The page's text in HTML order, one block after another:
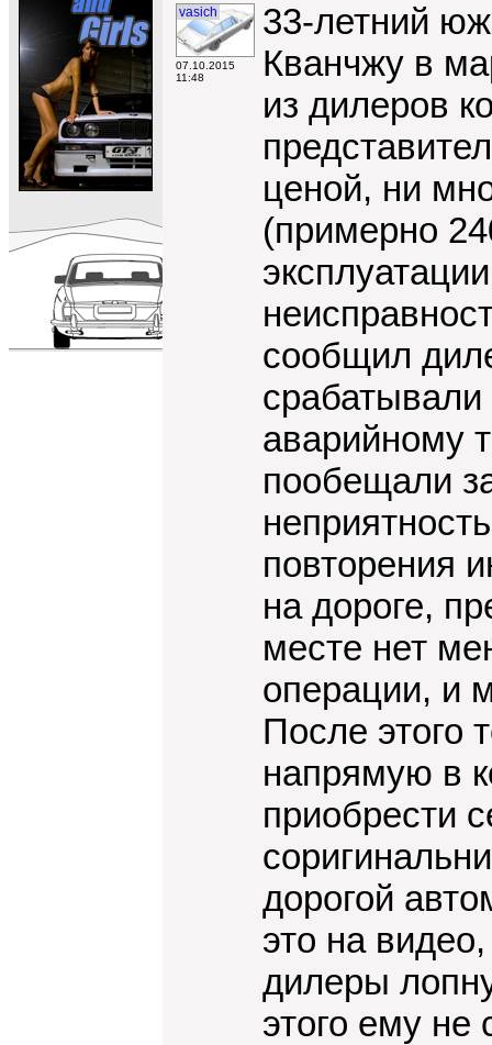
vasich
07.10.2015
11:48
33-летний
Кванчжу в
из дилеров
ценой, ни
(примерно
сообщил
срабатывали
аварийному
пообещали
повторения
на дороге,
месте нет
операции, и
После этого
напрямую в
приобрести
дорогой
это на
дилеры
этого ему не